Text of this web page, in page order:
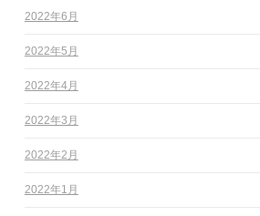
2022年6月
2022年5月
2022年4月
2022年3月
2022年2月
2022年1月